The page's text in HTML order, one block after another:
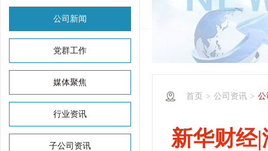
公司新闻
党群工作
媒体聚焦
行业资讯
子公司资讯
首页 > 公司资讯 > 公
新华财经